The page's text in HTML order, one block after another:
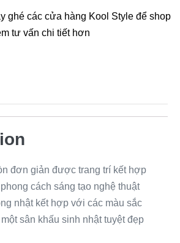
ghé các cửa hàng Kool Style để shop
tư vấn chi tiết hơn
đơn giản được trang trí kết hợp
cách sáng tạo nghệ thuật
nhật kết hợp với các màu sắc
sân khấu sinh nhật tuyệt đẹp